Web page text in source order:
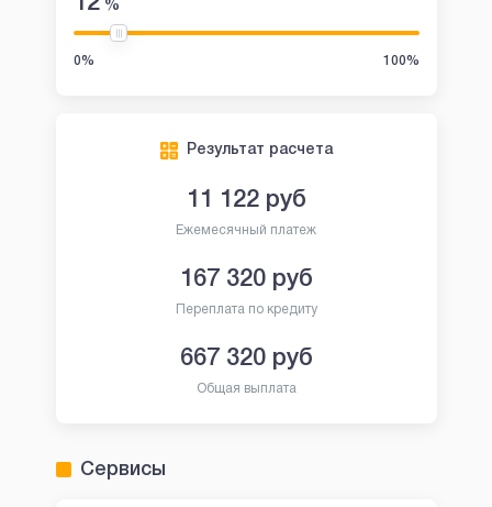
%
0% 100%
Результат расчета
11 122руб
Ежемесячный платеж
167 320руб
Переплата по кредиту
667 320руб
Общая выплата
Сервисы